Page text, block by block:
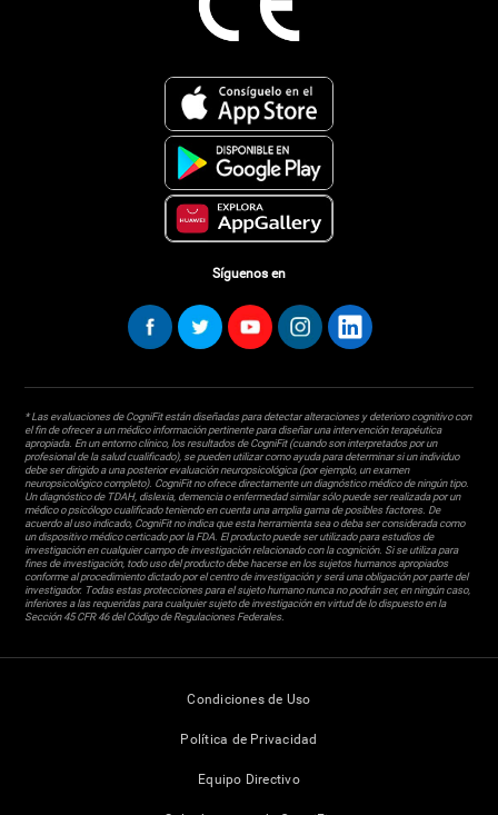
Síguenos en
* Las evaluaciones de CogniFit están diseñadas para detectar alteraciones y deterioro cognitivo con
el fin de ofrecer a un médico información pertinente para diseñar una intervención terapéutica
apropiada. En un entorno clínico, los resultados de CogniFit (cuando son interpretados por un
profesional de la salud cualificado), se pueden utilizar como ayuda para determinar si un individuo
debe ser dirigido a una posterior evaluación neuropsicológica (por ejemplo, un examen
neuropsicológico completo). CogniFit no ofrece directamente un diagnóstico médico de ningún tipo.
Un diagnóstico de TDAH, dislexia, demencia o enfermedad similar sólo puede ser realizada por un
médico o psicólogo cualificado teniendo en cuenta una amplia gama de posibles factores. De
acuerdo al uso indicado, CogniFit no indica que esta herramienta sea o deba ser considerada como
un dispositivo médico certicado por la FDA. El producto puede ser utilizado para estudios de
investigación en cualquier campo de investigación relacionado con la cognición. Si se utiliza para
fines de investigación, todo uso del producto debe hacerse en los sujetos humanos apropiados
conforme al procedimiento dictado por el centro de investigación y será una obligación por parte del
investigador. Todas estas protecciones para el sujeto humano nunca no podrán ser, en ningún caso,
inferiores a las requeridas para cualquier sujeto de investigación en virtud de lo dispuesto en la
Sección 45 CFR 46 del Código de Regulaciones Federales.
Condiciones de Uso
Política de Privacidad
Equipo Directivo